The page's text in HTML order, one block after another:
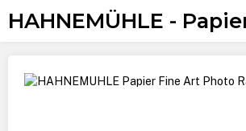
HAHNEMÜHLE -
Ignorer la galerie d'images